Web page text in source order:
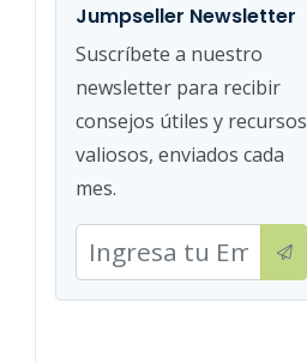
Jumpseller Newsletter
Suscríbete a nuestro
newsletter para recibir
consejos útiles y recursos
valiosos, enviados cada
mes.